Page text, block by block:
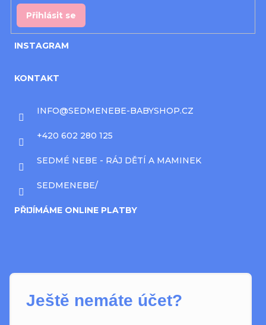
Přihlásit se
INSTAGRAM
KONTAKT
INFO@SEDMENEBE-BABYSHOP.CZ
+420 602 280 125
SEDMÉ NEBE - RÁJ DĚTÍ A MAMINEK
SEDMENEBE/
PŘIJÍMÁME ONLINE PLATBY
Ještě nemáte účet?